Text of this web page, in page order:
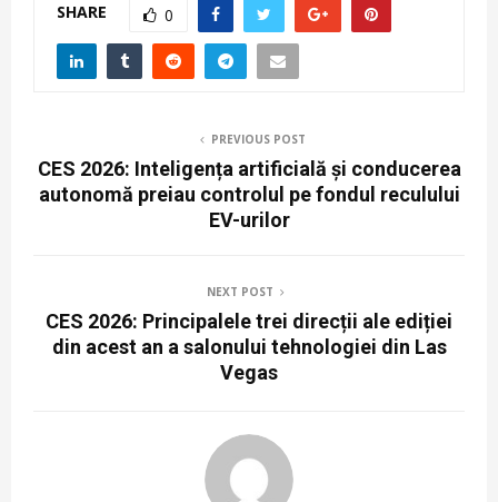
SHARE 0
PREVIOUS POST
CES 2026: Inteligența artificială și conducerea
autonomă preiau controlul pe fondul reculului
EV-urilor
NEXT POST
CES 2026: Principalele trei direcții ale ediției
din acest an a salonului tehnologiei din Las
Vegas